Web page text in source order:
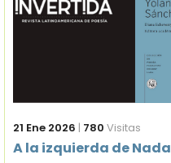
21 Ene 2026 | 780 Visitas
A la izquierda de Nada